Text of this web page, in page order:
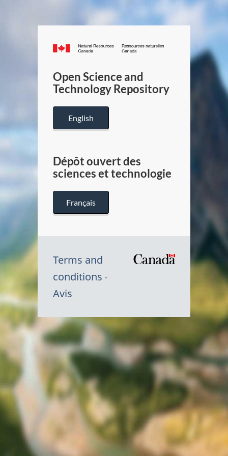
Canada.ca
/
Canada
Open Science and
Technology Repository
English
Dépôt ouvert des
sciences et technologie
Français
Terms and
conditions
Avis
Canada